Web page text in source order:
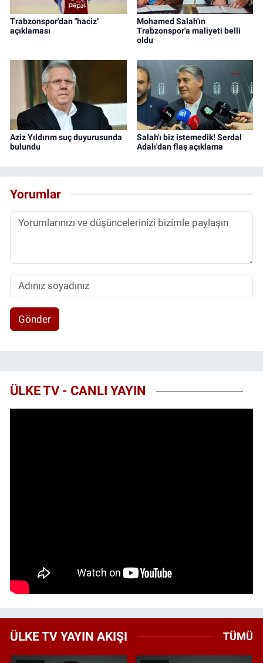
Trabzonspor'dan "haciz"
açıklaması
Mohamed Salah'ın
Trabzonspor'a maliyeti belli
oldu
Aziz Yıldırım suç duyurusunda
bulundu
Salah'ı biz istemedik! Serdal
Adalı'dan flaş açıklama
Yorumlar
Gönder
ÜLKE TV - CANLI YAYIN
ÜLKE TV YAYIN AKIŞI TÜMÜ